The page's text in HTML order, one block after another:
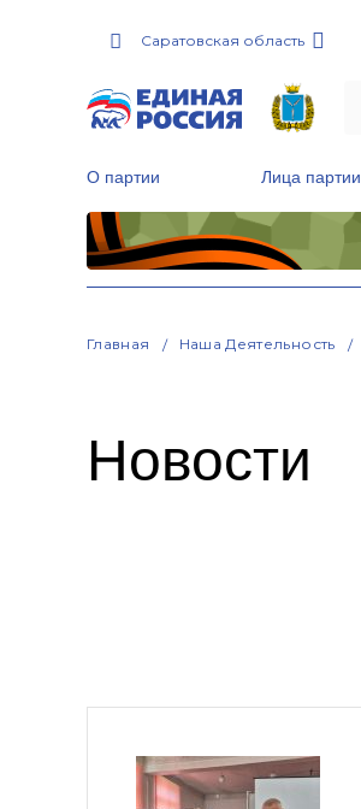
Саратовская область
О партии Лица партии
Главная Наша Деятельность
Новости